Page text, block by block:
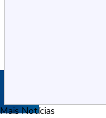
Mais Notícias